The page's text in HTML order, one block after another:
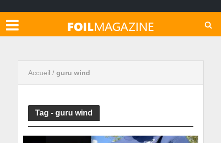
Accueil / guru wind
Tag - guru wind